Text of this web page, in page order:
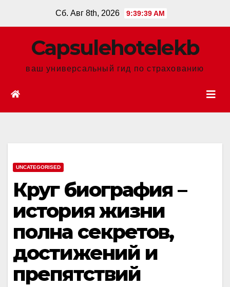
Сб. Авг 8th, 2026 9:39:40 AM
Сapsulehotelekb
ваш универсальный гид по страхованию
UNCATEGORISED
Круг биография –
история жизни
полна секретов,
достижений и
препятствий